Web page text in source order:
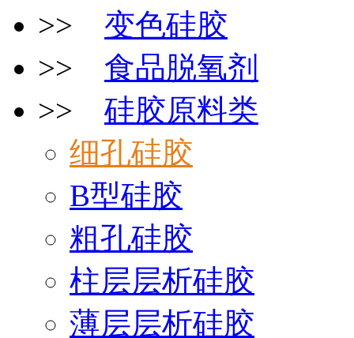
>> 变色硅胶
>> 食品脱氧剂
>> 硅胶原料类
细孔硅胶
B型硅胶
粗孔硅胶
柱层层析硅胶
薄层层析硅胶